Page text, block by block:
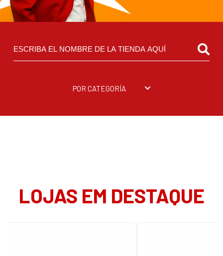
POR CATEGORÍA
LOJAS EM DESTAQUE